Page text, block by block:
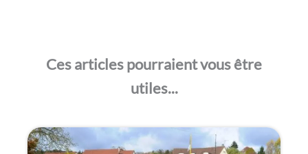
Ces articles pourraient vous être
utiles...